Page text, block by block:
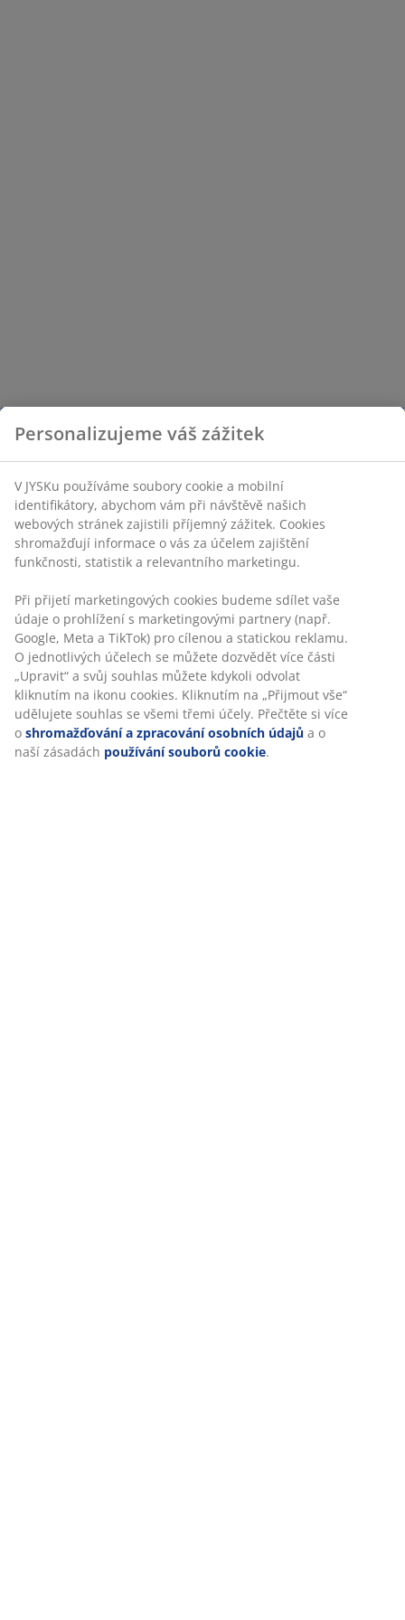
Personalizujeme váš zážitek
V JYSKu používáme soubory cookie a mobilní
identifikátory, abychom vám při návštěvě našich
webových stránek zajistili příjemný zážitek. Cookies
shromažďují informace o vás za účelem zajištění
funkčnosti, statistik a relevantního marketingu.
Při přijetí marketingových cookies budeme sdílet vaše
údaje o prohlížení s marketingovými partnery (např.
Google, Meta a TikTok) pro cílenou a statickou reklamu.
O jednotlivých účelech se můžete dozvědět více části
„Upravit“ a svůj souhlas můžete kdykoli odvolat
kliknutím na ikonu cookies. Kliknutím na „Přijmout vše“
udělujete souhlas se všemi třemi účely. Přečtěte si více
o shromažďování a zpracování osobních údajů a o
naší zásadách používání souborů cookie.